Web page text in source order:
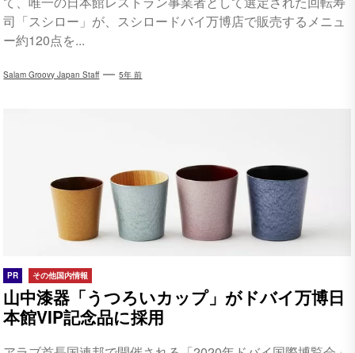
司「スシロー」が、スシロードバイ万博店で販売するメニュ
ー約120点を...
Salam Groovy Japan Staff 5年 前
PR その他国内情報
山中漆器「うつろいカップ」がドバイ万博日
本館VIP記念品に採用